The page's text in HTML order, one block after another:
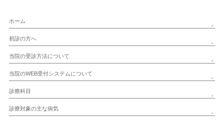
ホーム
初診の方へ
当院の受診方法について
当院のWEB受付システムについて
診療科目
診療対象の主な病気